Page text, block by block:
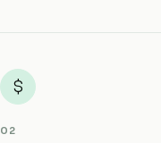
$
02